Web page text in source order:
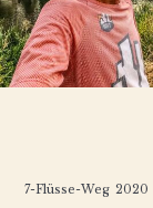
7-Flüsse-Weg 2020